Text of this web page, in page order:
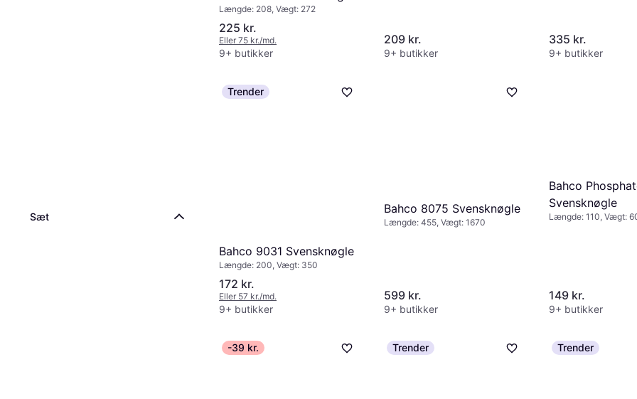
Sæt
Længde: 208, Vægt: 272
225 kr.
Eller 75 kr./md.
9+ butikker
209 kr.
9+ butikker
335 kr.
9+ butikker
Trender
Bahco 9031 Svensknøgle
Længde: 200, Vægt: 350
172 kr.
Eller 57 kr./md.
9+ butikker
Bahco 8075 Svensknøgle
Længde: 455, Vægt: 1670
599 kr.
9+ butikker
Bahco
Svensknøgle
Længde: 110, Vægt:
149 kr.
9+ butikker
-39 kr. Trender Trender